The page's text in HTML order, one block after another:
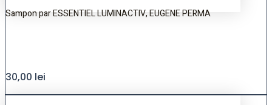
Sampon par ESSENTIEL LUMINACTIV, EUGENE PERMA
30,00 lei